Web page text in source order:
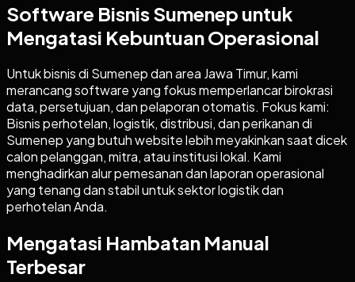
Software Bisnis Sumenep untuk
Mengatasi Kebuntuan Operasional
Untuk bisnis di Sumenep dan area Jawa Timur, kami
merancang software yang fokus memperlancar birokrasi
data, persetujuan, dan pelaporan otomatis. Fokus kami:
Bisnis perhotelan, logistik, distribusi, dan perikanan di
Sumenep yang butuh website lebih meyakinkan saat dicek
calon pelanggan, mitra, atau institusi lokal. Kami
menghadirkan alur pemesanan dan laporan operasional
yang tenang dan stabil untuk sektor logistik dan
perhotelan Anda.
Mengatasi Hambatan Manual
Terbesar